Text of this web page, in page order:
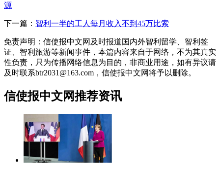
源
下一篇： 智利一半的工人每月收入不到45万比索
免责声明：信使报中文网及时报道国内外智利留学、智利签
证、智利旅游等新闻事件，本篇内容来自于网络，不为其真实
性负责，只为传播网络信息为目的，非商业用途，如有异议请
及时联系btr2031@163.com，信使报中文网将予以删除。
信使报中文网推荐资讯